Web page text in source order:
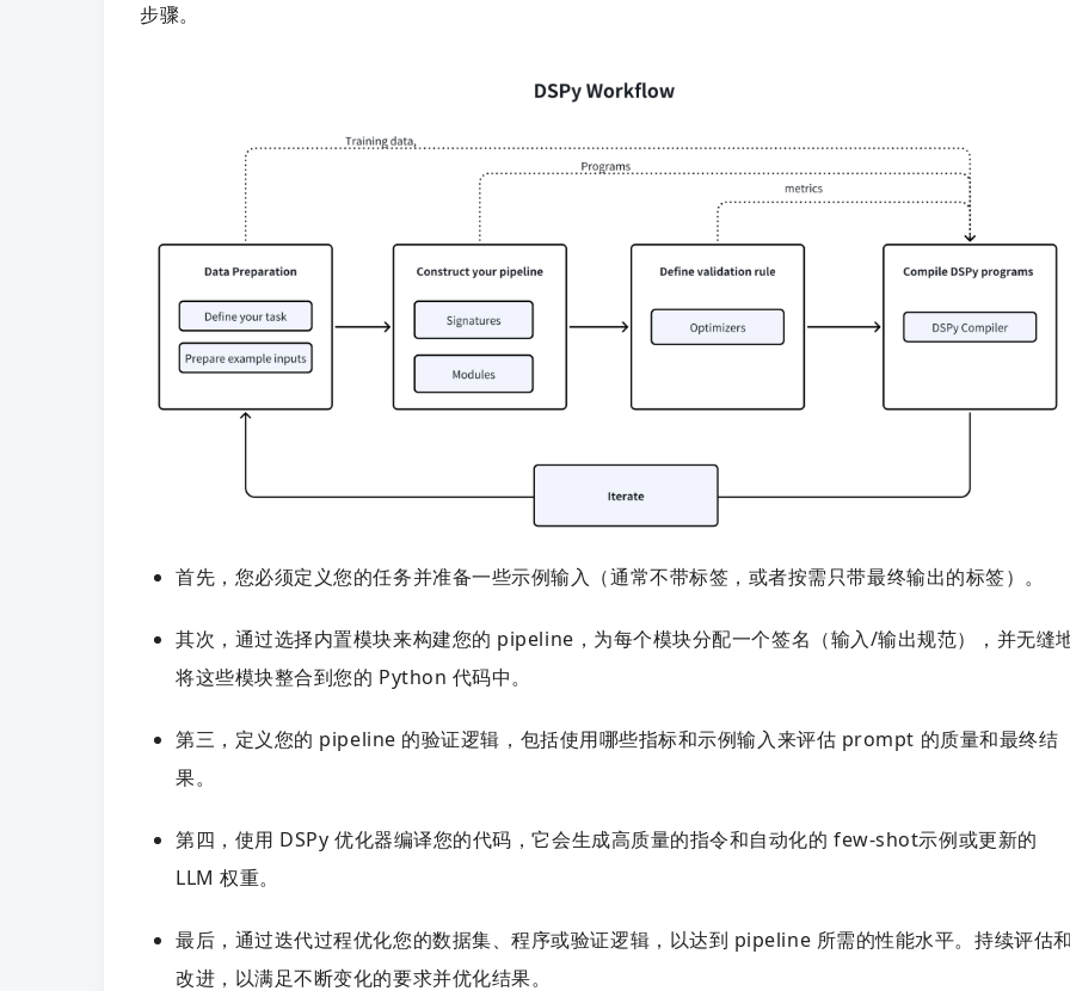
步骤。
首先，您必须定义您的任务并准备一些示例输入（通常不带标签，或者按需只带最终输出的标签）。
其次，通过选择内置模块来构建您的 pipeline，为每个模块分配一个签名（输入/输出规范），并无缝
将这些模块整合到您的 Python 代码中。
第三，定义您的 pipeline 的验证逻辑，包括使用哪些指标和示例输入来评估 prompt 的质量和最终结
果。
第四，使用 DSPy 优化器编译您的代码，它会生成高质量的指令和自动化的 few-shot示例或更新的
LLM 权重。
最后，通过迭代过程优化您的数据集、程序或验证逻辑，以达到 pipeline 所需的性能水平。持续评估
改进，以满足不断变化的要求并优化结果。